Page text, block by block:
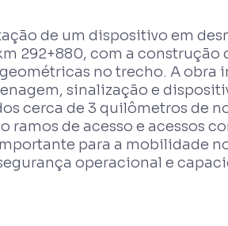
de um dispositivo em
292+880, com a construção
no trecho. A obra
sinalização e
cerca de 3 quilômetros de
de acesso e acessos
para a mobilidade
operacional e